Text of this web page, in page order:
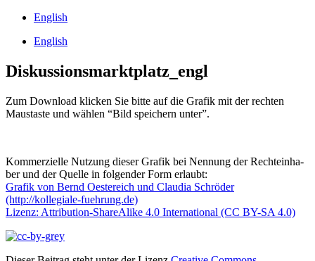
Eng­lish
Eng­lish
Diskussionsmarktplatz_engl
Zum Down­load kli­cken Sie bit­te auf die Gra­fik mit der rech­ten
Maus­tas­te und wäh­len “Bild spei­chern unter”.
Kom­mer­zi­el­le Nut­zung die­ser Gra­fik bei Nen­nung der Rech­te­inha­
ber und der Quel­le in fol­gen­der Form erlaubt:
Gra­fik von Bernd Oes­te­reich und Clau­dia Schrö­der
(http://kollegiale-fuehrung.de)
Lizenz: Attri­bu­ti­on-ShareA­li­ke 4.0 Inter­na­tio­nal (CC BY-SA 4.0)